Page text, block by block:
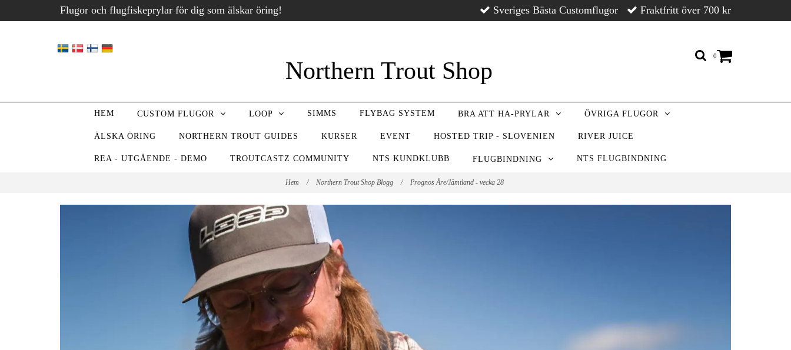
Flugor och flugfiskeprylar för dig som älskar öring! Sveriges Bästa Customflugor Fraktfritt över 700 kr
0
Northern Trout Shop
HEM CUSTOM FLUGOR LOOP SIMMS FLYBAG SYSTEM BRA ATT HA-PRYLAR ÖVRIGA FLUGOR
ÄLSKA ÖRING NORTHERN TROUT GUIDES KURSER EVENT HOSTED TRIP - SLOVENIEN RIVER JUICE
REA - UTGÅENDE - DEMO TROUTCASTZ COMMUNITY NTS KUNDKLUBB FLUGBINDNING NTS FLUGBINDNING
Hem / Northern Trout Shop Blogg / Prognos Åre/Jämtland - vecka 28